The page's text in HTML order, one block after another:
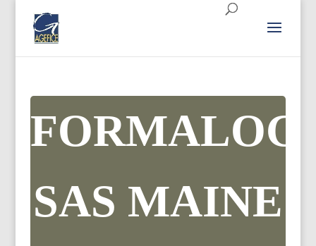
FORMALOG
SAS MAINE